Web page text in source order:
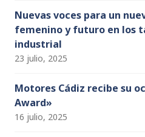
Nuevas voces para un
femenino y futuro en los
industrial
23 julio, 2025
Motores Cádiz recibe su
Award»
16 julio, 2025